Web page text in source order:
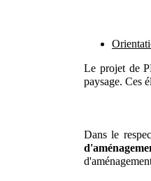
Le projet de
paysage. Ces
Dans le